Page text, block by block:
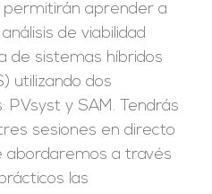
aprender a
de viabilidad
de sistemas híbridos
utilizando dos
PVsyst y SAM. Tendrás
sesiones en directo
abordaremos a través
las